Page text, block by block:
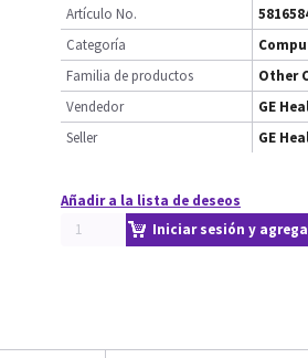
Artículo No.
Categoría
Familia de productos
Other
Vendedor
GE
Seller
GE
Añadir a la lista de deseos
Iniciar sesión y